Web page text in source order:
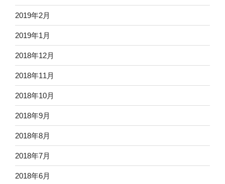
2019年2月
2019年1月
2018年12月
2018年11月
2018年10月
2018年9月
2018年8月
2018年7月
2018年6月